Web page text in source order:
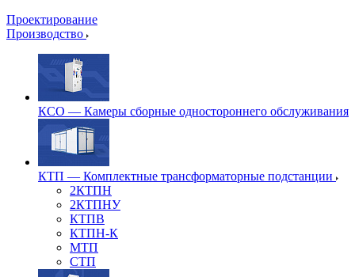
Проектирование
Производство
КСО — Камеры сборные одностороннего обслуживания
КТП — Комплектные трансформаторные подстанции
2КТПН
2КТПНУ
КТПВ
КТПН-К
МТП
СТП